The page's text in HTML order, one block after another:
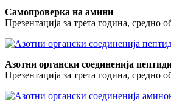
Самопроверка на амини
Презентација за трета година, средно
Азотни органски соединенија
Презентација за трета година, средно